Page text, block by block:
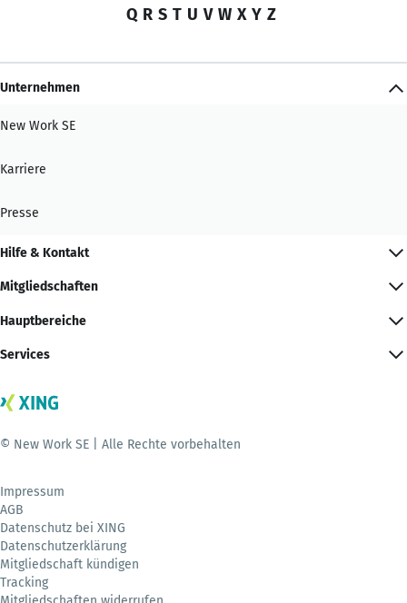
Q R S T U V W X Y Z
Unternehmen
New Work SE
Karriere
Presse
Hilfe & Kontakt
Mitgliedschaften
Hauptbereiche
Services
© New Work SE | Alle Rechte vorbehalten
Impressum
AGB
Datenschutz bei XING
Datenschutzerklärung
Mitgliedschaft kündigen
Tracking